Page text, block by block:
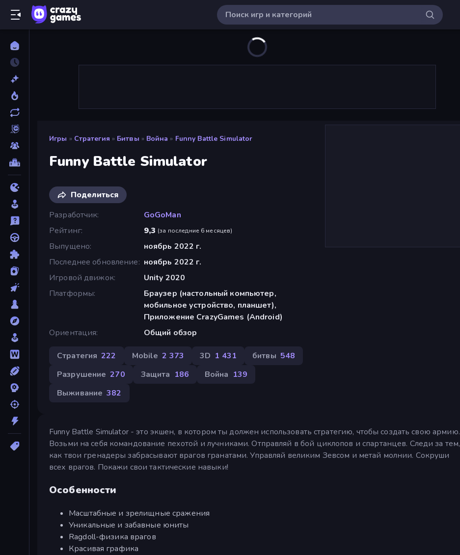
Игры » Стратегия » Битвы » Война » Funny Battle Simulator
Funny Battle Simulator
Поделиться
Разработчик
GoGoMan
Рейтинг
9,3 (за последние 6 месяцев)
Выпущено
ноябрь 2022 г.
Последнее обновление
ноябрь 2022 г.
Игровой движок
Unity 2020
Платформы
Браузер (настольный компьютер,
мобильное устройство, планшет),
Приложение CrazyGames (Android)
Ориентация
Общий обзор
Стратегия 222 Mobile 2 373 3D 1 431 битвы 548
Разрушение 270 Защита 186 Война 139
Выживание 382
Funny Battle Simulator - это экшен, в котором ты должен использовать стратегию, чтобы создать свою армию.
Возьми на себя командование пехотой и лучниками. Отправляй в бой циклопов и спартанцев. Следи за тем,
как твои гренадеры забрасывают врагов гранатами. Управляй великим Зевсом и метай молнии. Сокруши
всех врагов. Покажи свои тактические навыки!
Особенности
Масштабные и зрелищные сражения
Уникальные и забавные юниты
Ragdoll-физика врагов
Красивая графика